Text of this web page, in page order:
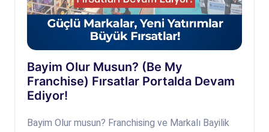
Bayim Olur Musun? (Be My
Franchise) Fırsatlar Portalda Devam
Ediyor!
Bayim Olur musun? Franchising ve Markalı Bayilik